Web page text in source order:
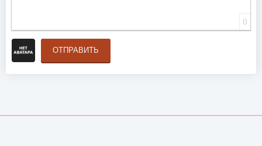
0
ОТПРАВИТЬ